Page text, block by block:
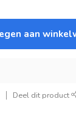
aan
Deel dit product